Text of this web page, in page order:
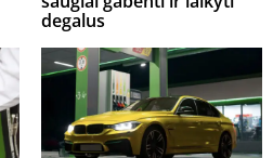
degalus